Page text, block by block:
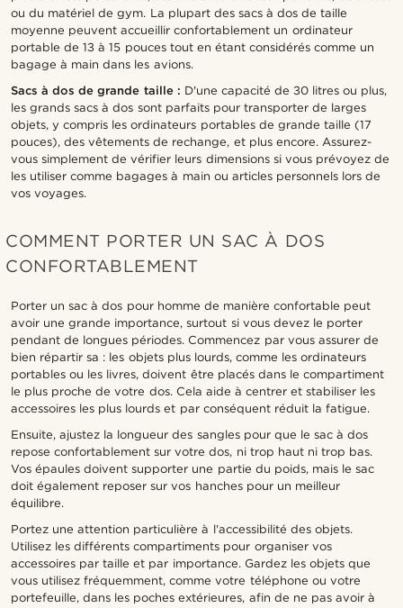
ou du matériel de gym. La plupart des sacs à dos de taille
moyenne peuvent accueillir confortablement un ordinateur
portable de 13 à 15 pouces tout en étant considérés comme un
bagage à main dans les avions.
Sacs à dos de grande taille : D'une capacité de 30 litres ou plus,
les grands sacs à dos sont parfaits pour transporter de larges
objets, y compris les ordinateurs portables de grande taille (17
pouces), des vêtements de rechange, et plus encore. Assurez-
vous simplement de vérifier leurs dimensions si vous prévoyez de
les utiliser comme bagages à main ou articles personnels lors de
vos voyages.
COMMENT PORTER UN SAC À DOS
CONFORTABLEMENT
Porter un sac à dos pour homme de manière confortable peut
avoir une grande importance, surtout si vous devez le porter
pendant de longues périodes. Commencez par vous assurer de
bien répartir sa : les objets plus lourds, comme les ordinateurs
portables ou les livres, doivent être placés dans le compartiment
le plus proche de votre dos. Cela aide à centrer et stabiliser les
accessoires les plus lourds et par conséquent réduit la fatigue.
Ensuite, ajustez la longueur des sangles pour que le sac à dos
repose confortablement sur votre dos, ni trop haut ni trop bas.
Vos épaules doivent supporter une partie du poids, mais le sac
doit également reposer sur vos hanches pour un meilleur
équilibre.
Portez une attention particulière à l'accessibilité des objets.
Utilisez les différents compartiments pour organiser vos
accessoires par taille et par importance. Gardez les objets que
vous utilisez fréquemment, comme votre téléphone ou votre
portefeuille, dans les poches extérieures, afin de ne pas avoir à